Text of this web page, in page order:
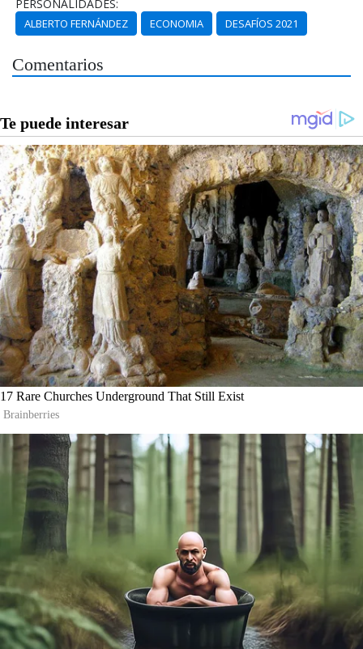
PERSONALIDADES:
ALBERTO FERNÁNDEZ ECONOMIA DESAFÍOS 2021
Comentarios